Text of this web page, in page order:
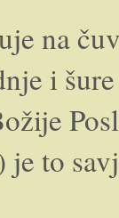
na
i
to